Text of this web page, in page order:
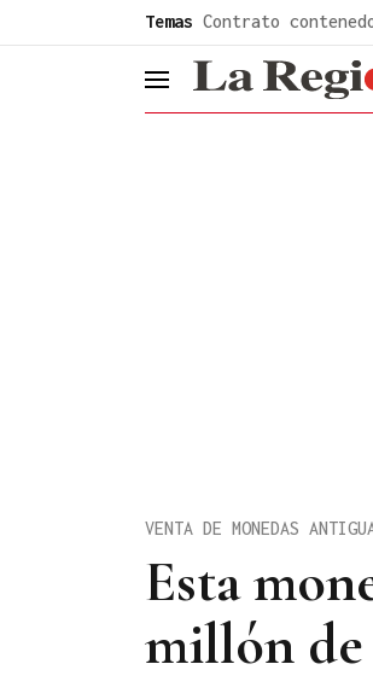
Temas Contrato
header.menu.open
Esta
millón de
VENTA DE MONEDAS